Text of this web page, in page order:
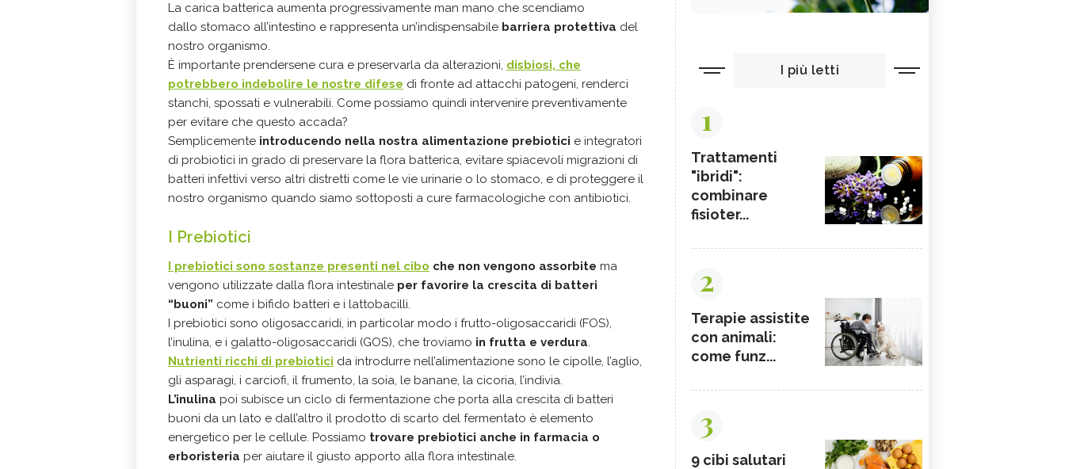
La carica batterica aumenta progressivamente man mano che scendiamo
dallo stomaco all’intestino e rappresenta un’indispensabile barriera protettiva del
nostro organismo.
È importante prendersene cura e preservarla da alterazioni, disbiosi, che
potrebbero indebolire le nostre difese di fronte ad attacchi patogeni, renderci
stanchi, spossati e vulnerabili. Come possiamo quindi intervenire preventivamente
per evitare che questo accada?
Semplicemente introducendo nella nostra alimentazione prebiotici e integratori
di probiotici in grado di preservare la flora batterica, evitare spiacevoli migrazioni di
batteri infettivi verso altri distretti come le vie urinarie o lo stomaco, e di proteggere il
nostro organismo quando siamo sottoposti a cure farmacologiche con antibiotici.
I Prebiotici
I prebiotici sono sostanze presenti nel cibo che non vengono assorbite ma
vengono utilizzate dalla flora intestinale per favorire la crescita di batteri
“buoni” come i bifido batteri e i lattobacilli.
I prebiotici sono oligosaccaridi, in particolar modo i frutto-oligosaccaridi (FOS),
l’inulina, e i galatto-oligosaccaridi (GOS), che troviamo in frutta e verdura.
Nutrienti ricchi di prebiotici da introdurre nell’alimentazione sono le cipolle, l’aglio,
gli asparagi, i carciofi, il frumento, la soia, le banane, la cicoria, l’indivia.
L’inulina poi subisce un ciclo di fermentazione che porta alla crescita di batteri
buoni da un lato e dall’altro il prodotto di scarto del fermentato è elemento
energetico per le cellule. Possiamo trovare prebiotici anche in farmacia o
erboristeria per aiutare il giusto apporto alla flora intestinale.
I più letti
1
Trattamenti
"ibridi":
combinare
fisioter...
2
Terapie assistite
con animali:
come funz...
3
9 cibi salutari